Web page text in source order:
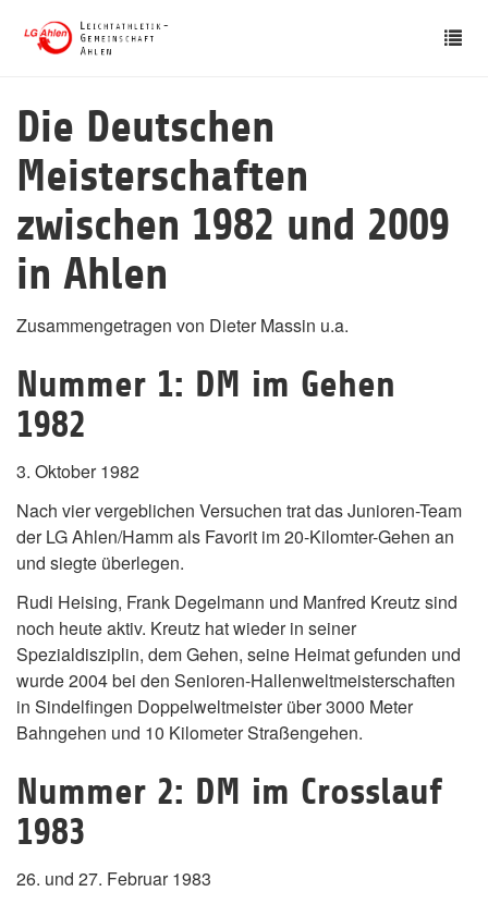
Die Deutschen
Meisterschaften
zwischen 1982 und 2009
in Ahlen
Zusammengetragen von Dieter Massin u.a.
Nummer 1: DM im Gehen
1982
3. Oktober 1982
Nach vier vergeblichen Versuchen trat das Junioren-Team
der LG Ahlen/Hamm als Favorit im 20-Kilomter-Gehen an
und siegte überlegen.
Rudi Heising, Frank Degelmann und Manfred Kreutz sind
noch heute aktiv. Kreutz hat wieder in seiner
Spezialdisziplin, dem Gehen, seine Heimat gefunden und
wurde 2004 bei den Senioren-Hallenweltmeisterschaften
in Sindelfingen Doppelweltmeister über 3000 Meter
Bahngehen und 10 Kilometer Straßengehen.
Nummer 2: DM im Crosslauf
1983
26. und 27. Februar 1983